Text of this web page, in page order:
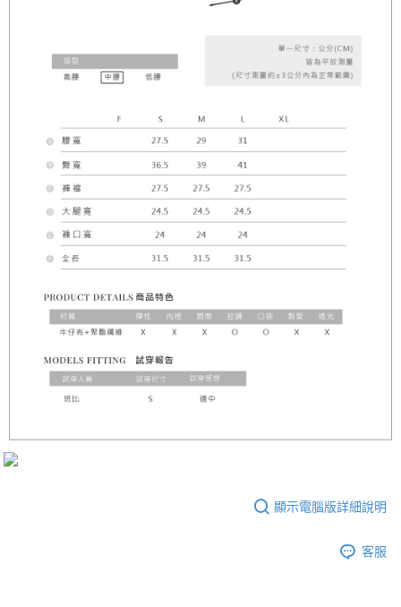
顯示電腦版詳細說明
客服